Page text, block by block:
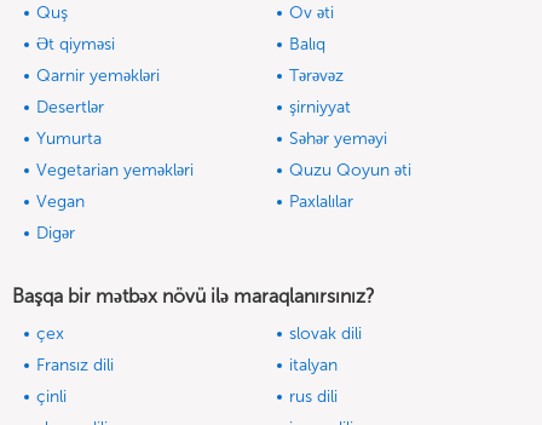
Quş
Ov əti
Ət qiyməsi
Balıq
Qarnir yeməkləri
Tərəvəz
Desertlər
şirniyyat
Yumurta
Səhər yeməyi
Vegetarian yeməkləri
Quzu Qoyun əti
Vegan
Paxlalılar
Digər
Başqa bir mətbəx növü ilə maraqlanırsınız?
çex
slovak dili
Fransız dili
italyan
çinli
rus dili